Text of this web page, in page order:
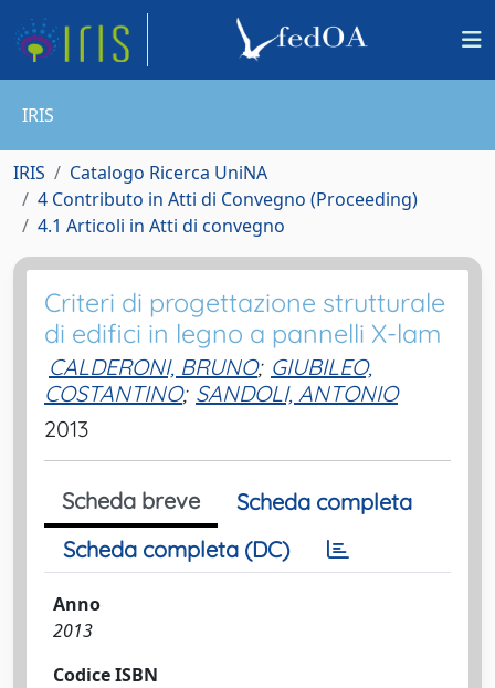
IRIS
IRIS
Catalogo Ricerca UniNA
4 Contributo in Atti di Convegno (Proceeding)
4.1 Articoli in Atti di convegno
Criteri di progettazione strutturale
di edifici in legno a pannelli X-lam
CALDERONI, BRUNO; GIUBILEO,
COSTANTINO; SANDOLI, ANTONIO
2013
Scheda breve
Scheda completa
Scheda completa (DC)
Anno
2013
Codice ISBN